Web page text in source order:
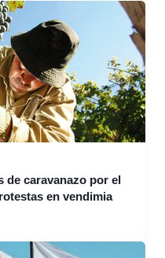
caravanazo por el
en vendimia